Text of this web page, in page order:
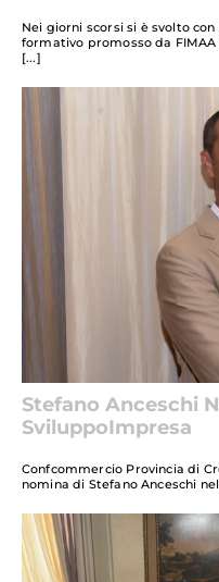
Nei giorni scorsi si è svolto
formativo promosso da
Stefano Anceschi
SviluppoImpresa
Confcommercio Provincia di
nomina di Stefano Anceschi